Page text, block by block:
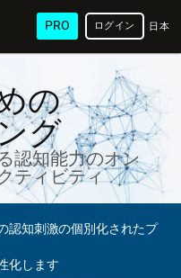
PRO 日本
語
ログイン
の
グ
認知能力のオン
ティビティ
認知刺激の個別化されたプ
化します